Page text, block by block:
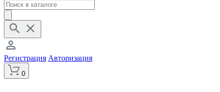
Регистрация Авторизация
0